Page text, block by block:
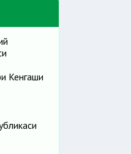
Кенгаши